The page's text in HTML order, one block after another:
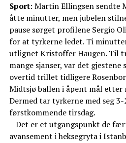
Sport: Martin Ellingsen sendte
åtte minutter, men jubelen
pause sørget profilene Sergio
for at tyrkerne ledet. Ti
utlignet Kristoffer Haugen. Til
mange sjanser, var det gjestene
overtid trillet tidligere
Midtsjø ballen i åpent mål
Dermed tar tyrkerne med seg
førstkommende tirsdag.
– Det er et utgangspunkt de
avansement i heksegryta i